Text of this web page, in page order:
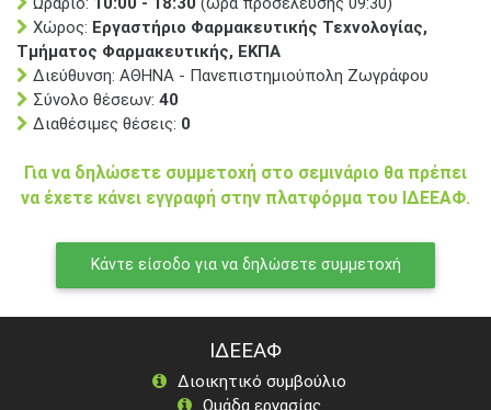
Χώρος: Εργαστήριο Φαρμακευτικής Τεχνολογίας,
Τμήματος Φαρμακευτικής, ΕΚΠΑ
Διεύθυνση: ΑΘΗΝΑ - Πανεπιστημιούπολη Ζωγράφου
Σύνολο θέσεων: 40
Διαθέσιμες θέσεις: 0
Για να δηλώσετε συμμετοχή στο σεμινάριο θα πρέπει
να έχετε κάνει εγγραφή στην πλατφόρμα του ΙΔΕΕΑΦ.
Κάντε είσοδο για να δηλώσετε συμμετοχή
ΙΔΕΕΑΦ
Διοικητικό συμβούλιο
Ομάδα εργασίας